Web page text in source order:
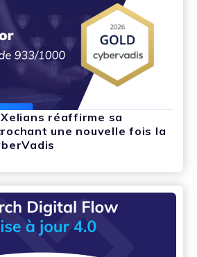
réaffirme sa
une nouvelle fois la